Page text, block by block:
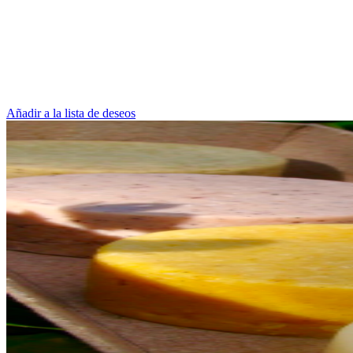
Añadir a la lista de deseos